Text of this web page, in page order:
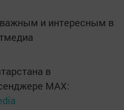
и интересным в
в
MАХ: